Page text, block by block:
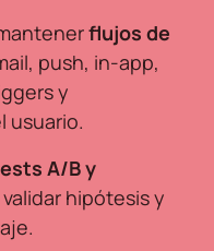
flujos de
push, in-app,
y
usuario.
A/B y
hipótesis y